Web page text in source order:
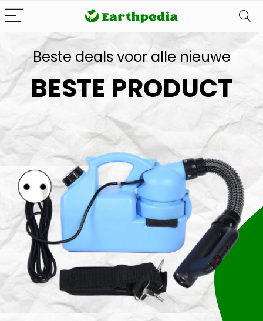
Beste deals voor alle nieuwe
BESTE PRODUCT